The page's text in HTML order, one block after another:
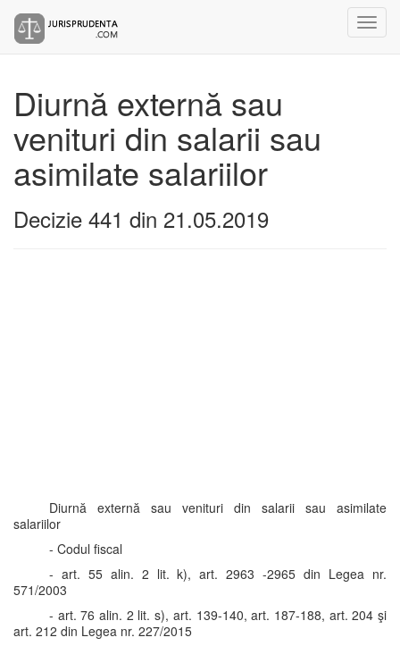
Diurnă externă sau
venituri din salarii sau
asimilate salariilor
Decizie 441 din 21.05.2019
Diurnă externă sau venituri din salarii sau asimilate
salariilor
- Codul fiscal
- art. 55 alin. 2 lit. k), art. 2963 -2965 din Legea nr.
571/2003
- art. 76 alin. 2 lit. s), art. 139-140, art. 187-188, art. 204 şi
art. 212 din Legea nr. 227/2015